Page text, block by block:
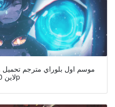
لاين 1080p